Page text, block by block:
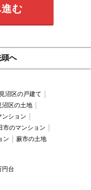
む
へ
沼区の戸建て
沼区の土地
ンション
市のマンション
ン 蕨市の土地
円台